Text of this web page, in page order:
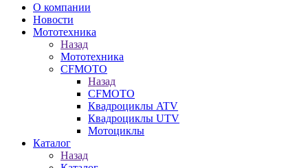
О компании
Новости
Мототехника
Назад
Мототехника
CFMOTO
Назад
CFMOTO
Квадроциклы ATV
Квадроциклы UTV
Мотоциклы
Каталог
Назад